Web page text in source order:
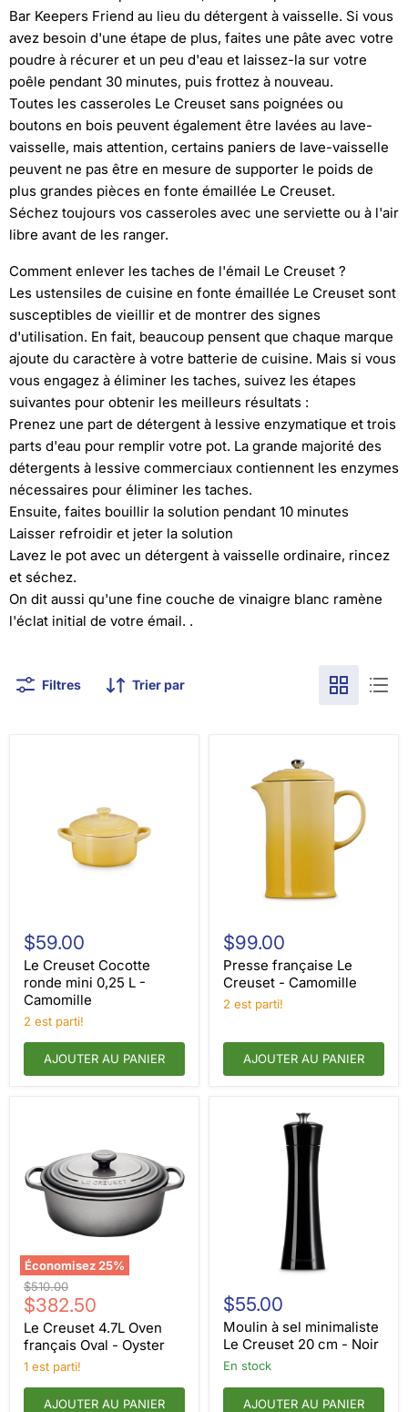
Bar Keepers Friend au lieu du détergent à vaisselle. Si vous
avez besoin d'une étape de plus, faites une pâte avec votre
poudre à récurer et un peu d'eau et laissez-la sur votre
poêle pendant 30 minutes, puis frottez à nouveau.
Toutes les casseroles Le Creuset sans poignées ou
boutons en bois peuvent également être lavées au lave-
vaisselle, mais attention, certains paniers de lave-vaisselle
peuvent ne pas être en mesure de supporter le poids de
plus grandes pièces en fonte émaillée Le Creuset.
Séchez toujours vos casseroles avec une serviette ou à l'air
libre avant de les ranger.
Comment enlever les taches de l'émail Le Creuset ?
Les ustensiles de cuisine en fonte émaillée Le Creuset sont
susceptibles de vieillir et de montrer des signes
d'utilisation. En fait, beaucoup pensent que chaque marque
ajoute du caractère à votre batterie de cuisine. Mais si vous
vous engagez à éliminer les taches, suivez les étapes
suivantes pour obtenir les meilleurs résultats :
Prenez une part de détergent à lessive enzymatique et trois
parts d'eau pour remplir votre pot. La grande majorité des
détergents à lessive commerciaux contiennent les enzymes
nécessaires pour éliminer les taches.
Ensuite, faites bouillir la solution pendant 10 minutes
Laisser refroidir et jeter la solution
Lavez le pot avec un détergent à vaisselle ordinaire, rincez
et séchez.
On dit aussi qu'une fine couche de vinaigre blanc ramène
l'éclat initial de votre émail. .
Filtres Trier par
Creuset
Cocotte
ronde
mini
0,25
L
$59.00
Le Creuset Cocotte
ronde mini 0,25 L -
Camomille
2 est parti!
AJOUTER AU PANIER
française
Le
Creuset
Camomille
$99.00
Presse française Le
Creuset - Camomille
2 est parti!
AJOUTER AU PANIER
Économisez 25%
Le
Creuset
4.7L
Oven
français
Oval
-
Prix
d'origine
$510.00
Prix
actuel
$382.50
Le Creuset 4.7L Oven
français Oval - Oyster
1 est parti!
AJOUTER AU PANIER
à
sel
minimaliste
Le
Creuset
20
$55.00
Moulin à sel minimaliste
Le Creuset 20 cm - Noir
en stock
AJOUTER AU PANIER